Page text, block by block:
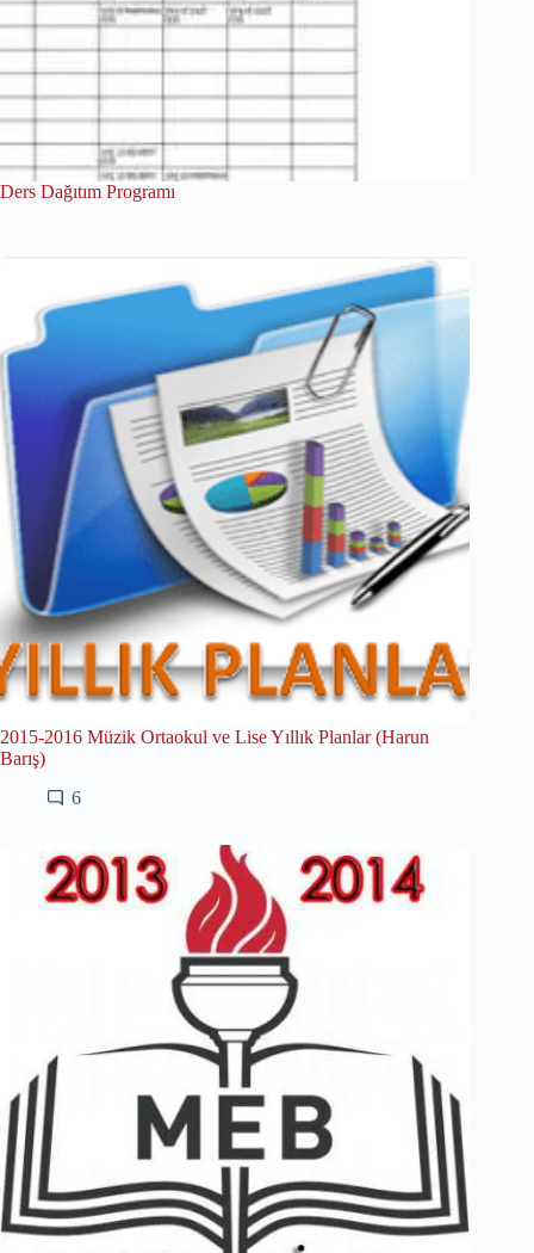
Ders Dağıtım Programı
2015-2016 Müzik Ortaokul ve Lise Yıllık Planlar (Harun
Barış)
6